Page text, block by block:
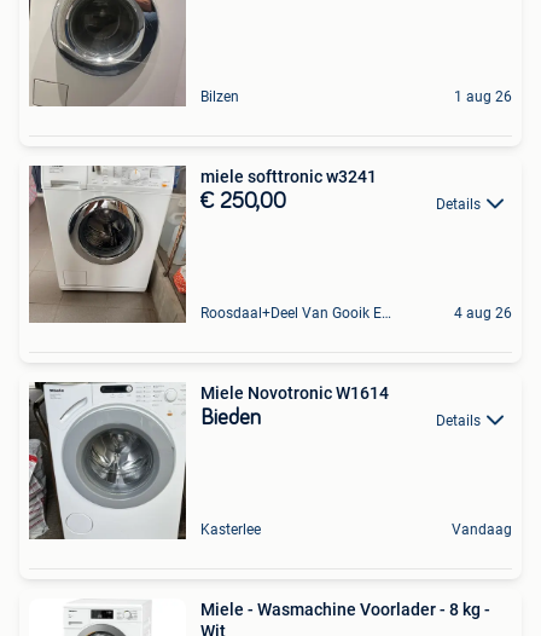
Bilzen 1 aug 26
miele softtronic w3241
€ 250,00 Details
Roosdaal+Deel Van Gooik En Sint-Kwintens-Lennik 4 aug 26
Miele Novotronic W1614
Bieden Details
Kasterlee Vandaag
Miele - Wasmachine Voorlader - 8 kg -
Wit